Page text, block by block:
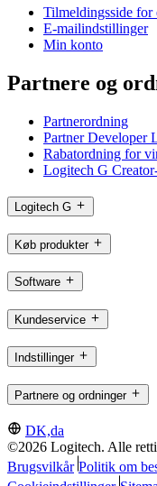
Tilmeldingsside for
E-mailindstillinger
Min konto
Partnere og
Partnerordning
Partner Developer
Rabatordning for
Logitech G
Logitech G
Køb produkter
Software
Kundeservice
Indstillinger
Partnere og ordninger
DK,da
©2026 Logitech. Alle
Brugsvilkår Politik om